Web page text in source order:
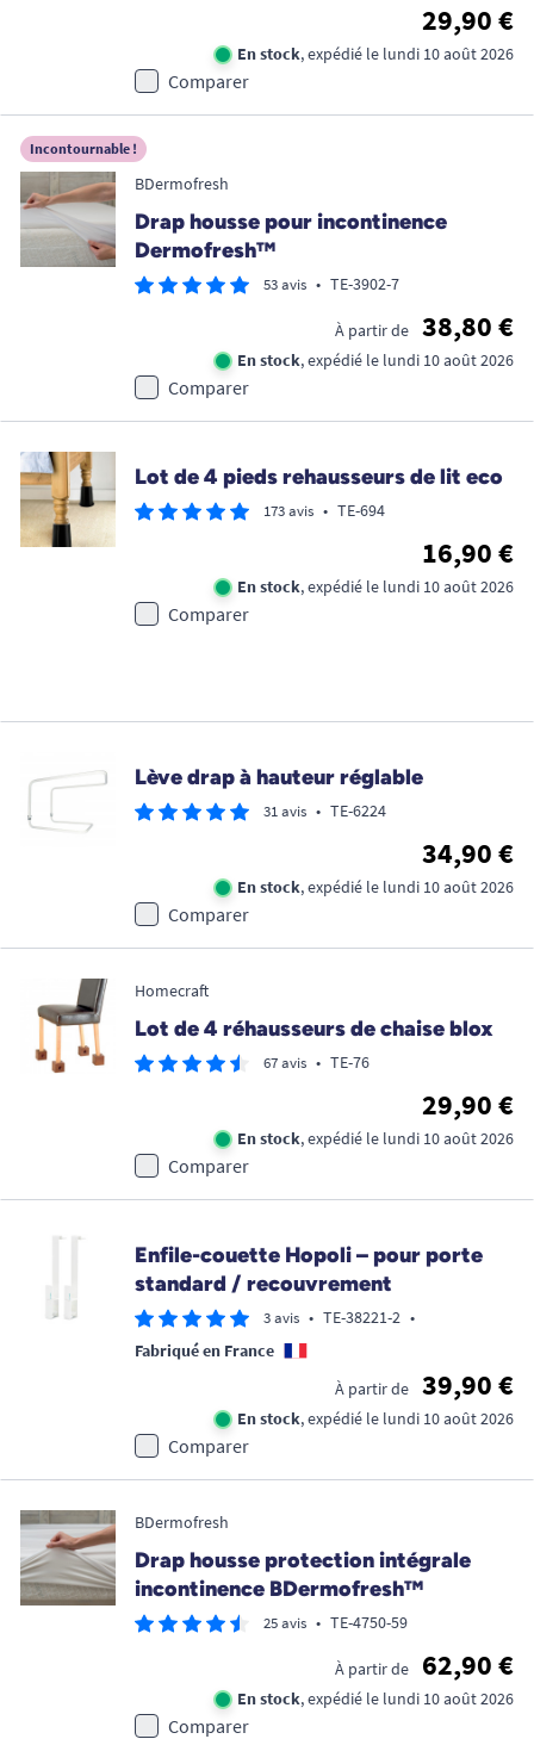
29,90 €
En stock, expédié le lundi 10 août 2026
Comparer
Incontournable !
BDermofresh
Drap housse pour incontinence
Dermofresh™
53 avis • TE-3902-7
À partir de 38,80 €
En stock, expédié le lundi 10 août 2026
Comparer
Lot de 4 pieds rehausseurs de lit eco
173 avis • TE-694
16,90 €
En stock, expédié le lundi 10 août 2026
Comparer
Lève drap à hauteur réglable
31 avis • TE-6224
34,90 €
En stock, expédié le lundi 10 août 2026
Comparer
Homecraft
Lot de 4 réhausseurs de chaise blox
67 avis • TE-76
29,90 €
En stock, expédié le lundi 10 août 2026
Comparer
Enfile-couette Hopoli – pour porte
standard / recouvrement
3 avis • TE-38221-2 •
Fabriqué en France
À partir de
39,90 €
En stock, expédié le lundi 10 août 2026
Comparer
BDermofresh
Drap housse protection intégrale
incontinence BDermofresh™
25 avis • TE-4750-59
À partir de 62,90 €
En stock, expédié le lundi 10 août 2026
Comparer